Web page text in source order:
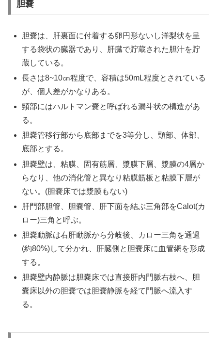
胆嚢
胆嚢は、肝裏面に付着する卵円形ないし洋梨状を呈
する袋状の臓器であり、肝臓で貯蔵された胆汁を貯
蔵している。
長さは8~10㎝程度で、容積は50mL程度とされている
が、個人差がかなりある。
頸部にはハルトマン嚢と呼ばれる漏斗状の構造があ
る。
胆嚢管移行部から底部までを3等分し、頸部、体部、
底部とする。
胆嚢壁は、粘膜、固有筋層、漿膜下層、漿膜の4層か
らなり、他の消化管と異なり粘膜筋板と粘膜下層が
ない。(胆嚢床では漿膜もない)
肝門部胆管、胆嚢管、肝下面を結ぶ三角部をCalot(カ
ロー)三角と呼ぶ。
胆嚢動脈は右肝動脈から分岐後、カロー三角を通過
(約80%)して分かれ、肝臓側と胆嚢床に血管網を形成
する。
胆嚢壁内静脈は胆嚢床では直接肝内門脈右枝へ、胆
嚢床以外の胆嚢では胆嚢静脈を経て門脈へ流入す
る。